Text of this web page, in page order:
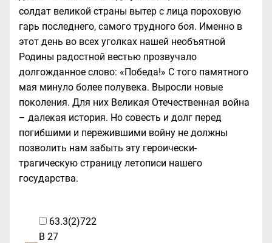
солдат великой страны вытер с лица пороховую
гарь последнего, самого трудного боя. Именно в
этот день во всех уголках нашей необъятной
Родины радостной вестью прозвучало
долгожданное слово: «Победа!» С того памятного
мая минуло более полувека. Выросли новые
поколения. Для них Великая Отечественная война
– далекая история. Но совесть и долг перед
погибшими и пережившими войну не должны
позволить нам забыть эту героически-
трагическую страницу летописи нашего
государства.
63.3(2)722
В 27